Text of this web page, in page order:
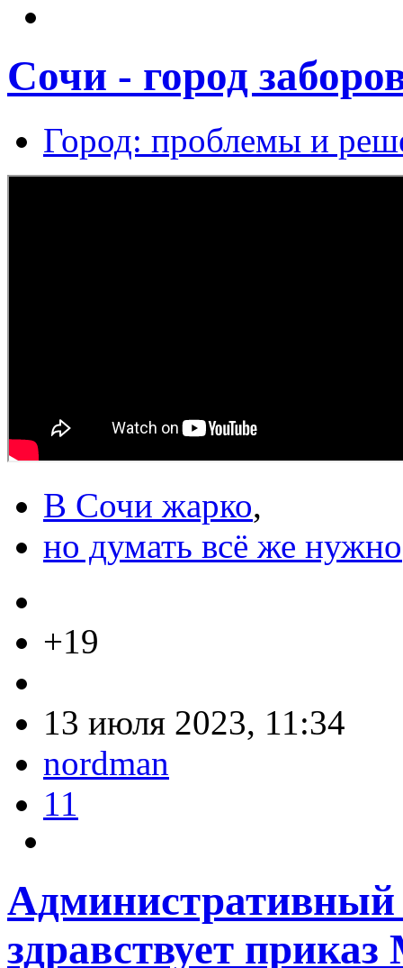
Сочи - город
Город: проблемы и
В Сочи жарко,
но думать всё же нужно
+19
13 июля 2023, 11:34
nordman
11
Административный
здравствует